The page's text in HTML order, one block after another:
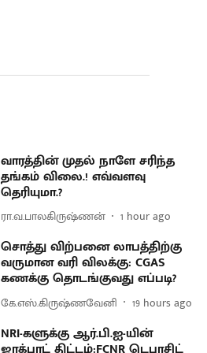
வாரத்தின் முதல் நாளே சரிந்த
தங்கம் விலை.! எவ்வளவு
தெரியுமா.?
ரா.வ.பாலகிருஷ்ணன் 1 hour ago
சொத்து விற்பனை லாபத்திற்கு
வருமான வரி விலக்கு: CGAS
கணக்கு தொடங்குவது எப்படி?
கே.எஸ்.கிருஷ்ணவேனி 19 hours ago
NRI-களுக்கு ஆர்.பி.ஐ-யின்